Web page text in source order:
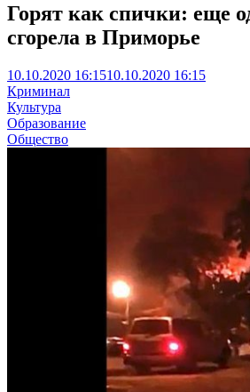
Горят как спички: еще
сгорела в Приморье
10.10.2020 16:1510.10.2020 16:15
Криминал
Культура
Образование
Общество